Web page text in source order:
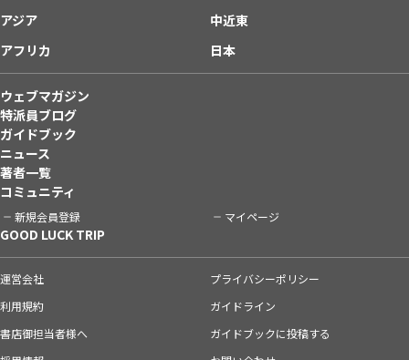
アジア
中近東
アフリカ
日本
ウェブマガジン
特派員ブログ
ガイドブック
ニュース
著者一覧
コミュニティ
新規会員登録 マイページ
GOOD LUCK TRIP
運営会社
プライバシーポリシー
利用規約
ガイドライン
書店御担当者様へ
ガイドブックに投稿する